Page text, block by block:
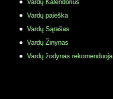
Vardų Kalendorius
Vardų paieška
Vardų Sąrašas
Vardų Žinynas
Vardų žodynas rekomenduoja